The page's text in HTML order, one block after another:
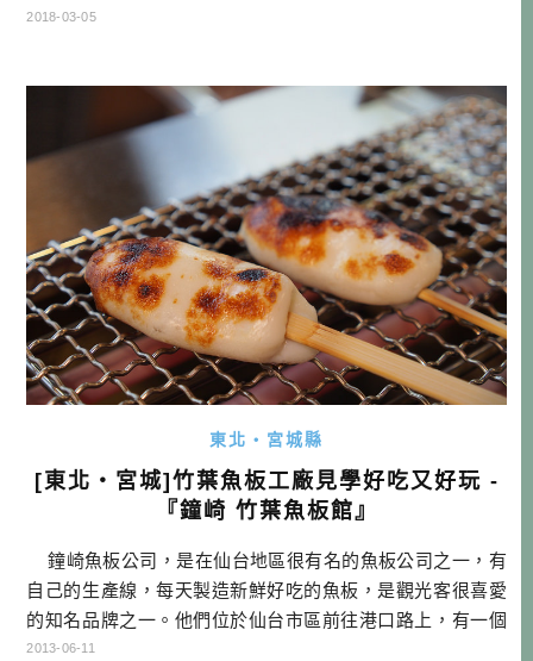
是很遠，但因為常常都有人在排隊，如果要吃，建議還是要
為了不要吃的太有壓力，還是要保留足夠時間才行。 牛舌專
門店 陣中 冠舌屋資訊 名稱： […]…
2018-03-05
東北・宮城縣
[東北・宮城]竹葉魚板工廠見學好吃又好玩 -
『鐘崎 竹葉魚板館』
鐘崎魚板公司，是在仙台地區很有名的魚板公司之一，有
自己的生產線，每天製造新鮮好吃的魚板，是觀光客很喜愛
的知名品牌之一。他們位於仙台市區前往港口路上，有一個
工廠兼展售中心，佔地頗大，除了可以來這裡選購各式各樣
2013-06-11